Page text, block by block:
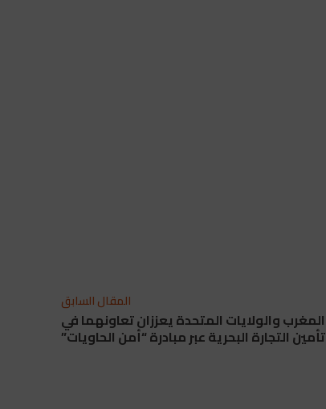
المقال السابق
المغرب والولايات المتحدة يعززان تعاونهما في
تأمين التجارة البحرية عبر مبادرة “أمن الحاويات”